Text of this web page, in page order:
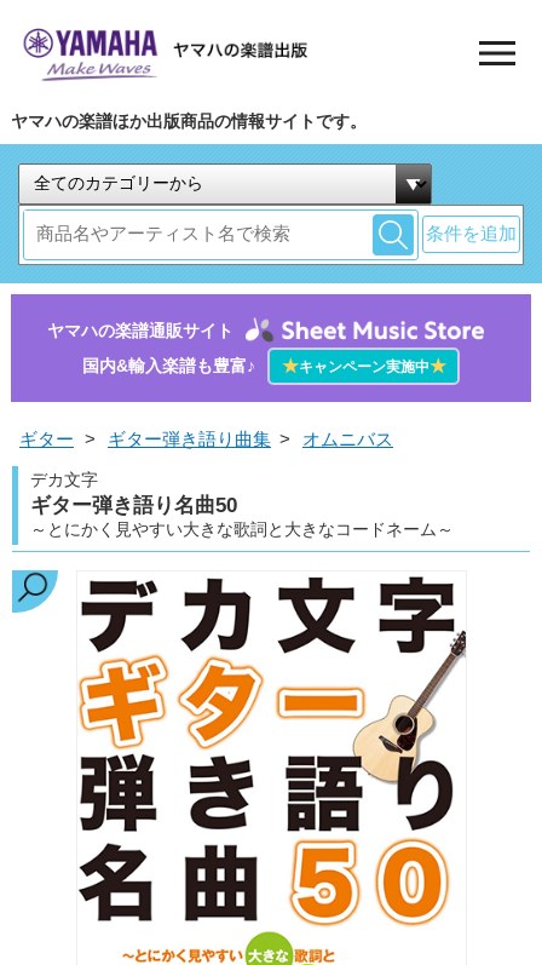
ヤマハの楽譜ほか出版商品の情報サイトです。
条件を追加
ヤマハの楽譜通販サイト
国内&輸入楽譜も豊富♪
★キャンペーン実施中★
ギター > ギター弾き語り曲集 > オムニバス
デカ文字
ギター弾き語り名曲50
～とにかく見やすい大きな歌詞と大きなコードネーム～